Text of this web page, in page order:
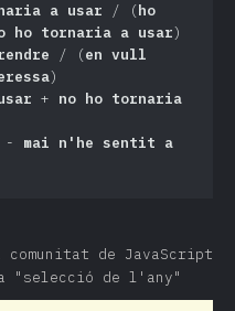
a usar / (ho
ho tornaria a usar)
/ (en vull
)
+ no ho tornaria
- mai n'he sentit a
comunitat de JavaScript
"selecció de l'any"